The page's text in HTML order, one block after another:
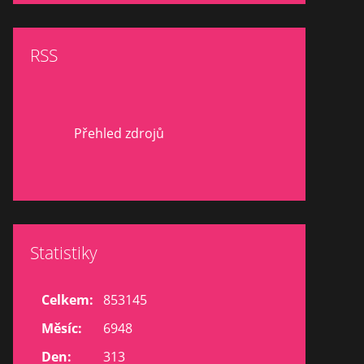
RSS
Přehled zdrojů
Statistiky
Celkem: 853145
Měsíc:
6948
Den:
313